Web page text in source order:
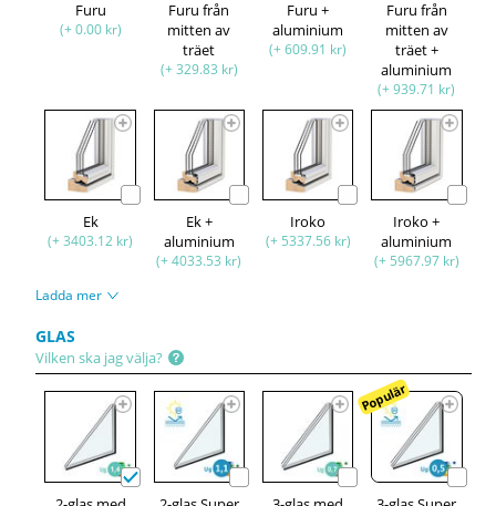
Furu
(+ 0.00 kr)
Furu från
mitten av
träet
(+ 329.83 kr)
Furu +
aluminium
(+ 609.91 kr)
Furu från
mitten av
träet +
aluminium
(+ 939.71 kr)
Ek
(+ 3403.12 kr)
Ek +
aluminium
(+ 4033.53 kr)
Iroko
(+ 5337.56 kr)
Iroko +
aluminium
(+ 5967.97 kr)
Ladda mer
GLAS
Vilken ska jag välja?
Populär